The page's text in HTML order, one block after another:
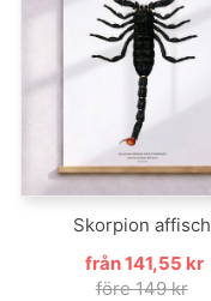
Skorpion affisch
från 141,55 kr
före 149 kr